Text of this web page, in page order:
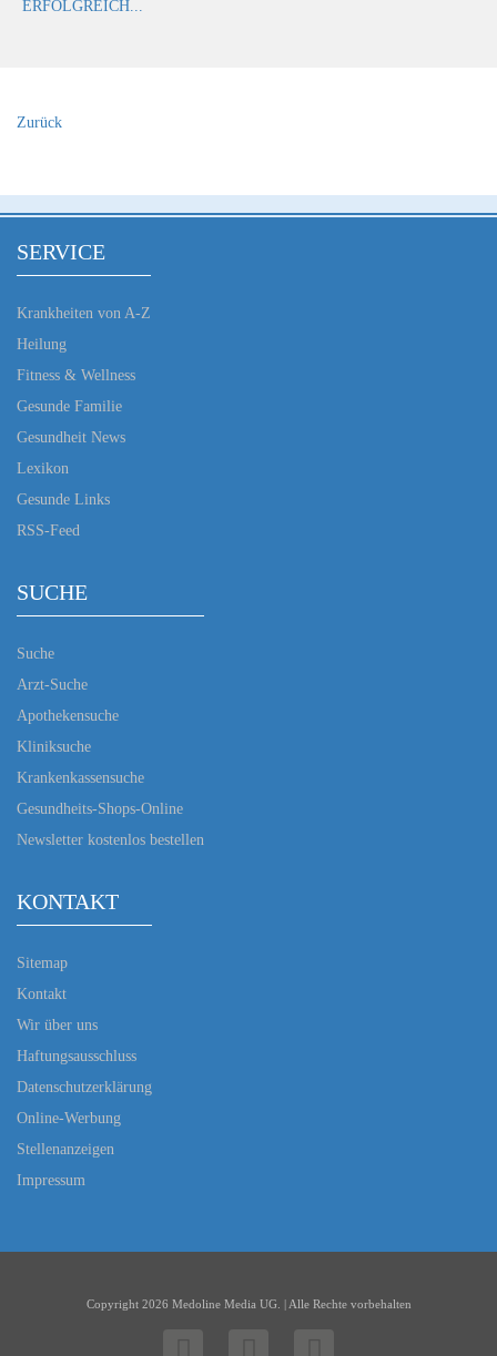
ERFOLGREICH...
Zurück
SERVICE
Krankheiten von A-Z
Heilung
Fitness & Wellness
Gesunde Familie
Gesundheit News
Lexikon
Gesunde Links
RSS-Feed
SUCHE
Suche
Arzt-Suche
Apothekensuche
Kliniksuche
Krankenkassensuche
Gesundheits-Shops-Online
Newsletter kostenlos bestellen
KONTAKT
Sitemap
Kontakt
Wir über uns
Haftungsausschluss
Datenschutzerklärung
Online-Werbung
Stellenanzeigen
Impressum
Copyright 2026 Medoline Media UG. | Alle Rechte vorbehalten